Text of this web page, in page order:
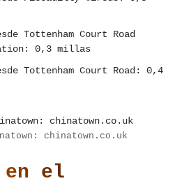
Tottenham Court Road
0,3 millas
Tottenham Court Road: 0,4
chinatown.co.uk
en el